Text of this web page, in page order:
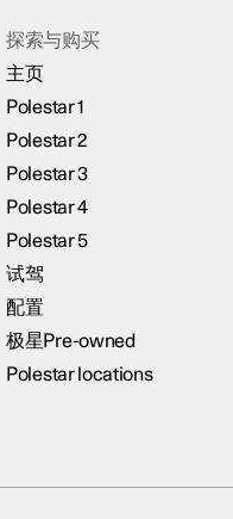
探索与购买
主页
Polestar 1
Polestar 2
Polestar 3
Polestar 4
Polestar 5
试驾
配置
极星Pre-owned
Polestar locations